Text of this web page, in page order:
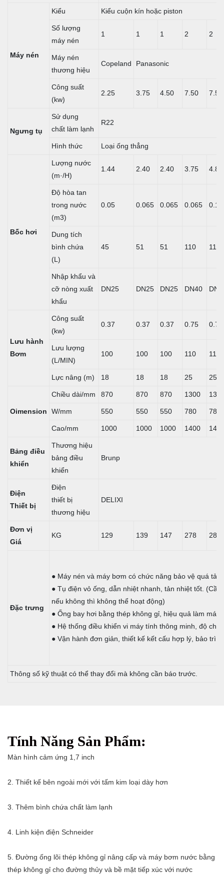
Máy nén
Kiểu Kiểu cuộn kín hoặc piston
Số lượng
máy nén
1 1 1 2 2
Máy nén
thương hiệu
Copeland Panasonic
Công suất
(kw)
2.25 3.75 4.50 7.50 7.50
Ngưng tụ
Sử dụng
chất làm lạnh
R22
Hình thức Loại ống thẳng
Bốc hơi
Lượng nước
(m·/H)
1.44 2.40 2.40 3.75 4.82
Độ hòa tan
trong nước
(m3)
0.05 0.065 0.065 0.065 0.18
Dung tích
bình chứa
(L)
45 51 51 110 110
Nhập khẩu và
cỡ nòng xuất
khẩu
DN25 DN25 DN25 DN40
Lưu hành
Bơm
Công suất
(kw)
0.37 0.37 0.37 0.75 0.75
Lưu lượng
(L/MIN)
100 100 100 110 110
Lực nâng (m) 18 18 18 25 25
Oimension
Chiều dài/mm 870 870 870 1300
W/mm 550 550 550 780 780
Cao/mm 1000 1000 1000 1400
Bảng điều
khiển
Thương hiệu
bảng điều
khiển
Brunp
Điện
Thiết bị
Điện
thiết bị
thương hiệu
DELIXI
Đơn vị
Giá
KG 129 139 147 278 288
Đặc trưng
● Máy nén và máy bơm có chức năng bảo vệ quá tải.
● Tụ điện vỏ ống, dẫn nhiệt nhanh, tản nhiệt tốt.
nếu không thì không thể hoạt động)
● Ống bay hơi bằng thép không gỉ, hiệu quả làm mát
● Hệ thống điều khiển vi máy tính thông minh, độ
● Vận hành đơn giản, thiết kế kết cấu hợp lý, bảo trì
Thông số kỹ thuật có thể thay đổi mà không cần báo trước.
Tính Năng Sản Phẩm:
Màn hình cảm ứng 1,7 inch
2. Thiết kế bên ngoài mới với tấm kim loại dày hơn
3. Thêm bình chứa chất làm lạnh
4. Linh kiện điện Schneider
5. Đường ống lõi thép không gỉ nâng cấp và máy bơm nước bằng
thép không gỉ cho đường thủy và bề mặt tiếp xúc với nước